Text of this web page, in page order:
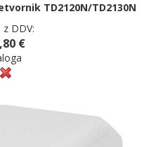
TD2120N/TD2130N
z DDV:
€